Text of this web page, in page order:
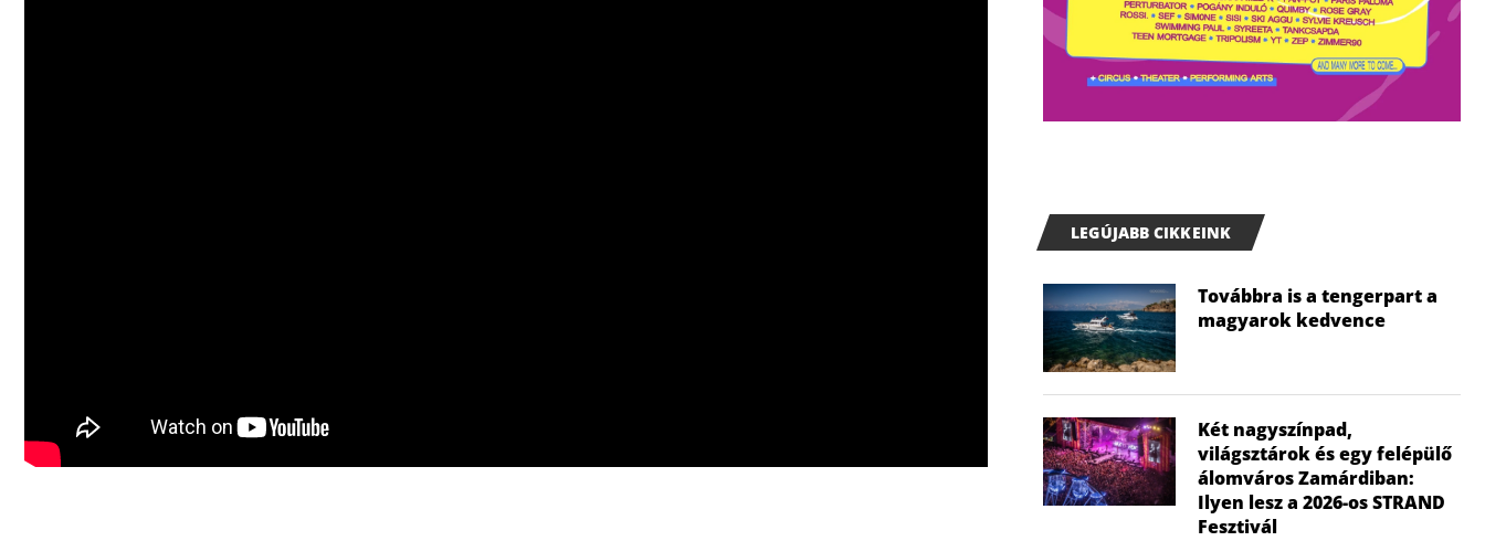
LEGÚJABB CIKKEINK
Továbbra is a tengerpart a
magyarok kedvence
Két nagyszínpad,
világsztárok és egy felépülő
álomváros Zamárdiban:
Ilyen lesz a 2026-os STRAND
Fesztivál